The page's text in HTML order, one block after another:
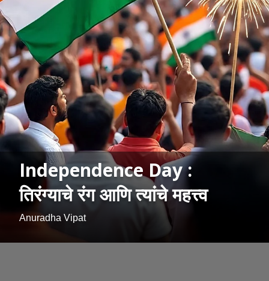
Independence Day :
तिरंग्याचे रंग आणि त्यांचे महत्त्व
Anuradha Vipat